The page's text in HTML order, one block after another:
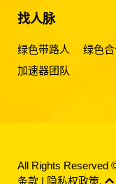
找人脉
绿色带路人 绿色
加速器团队
All Rights Reserved
条款 | 隐私权政策.